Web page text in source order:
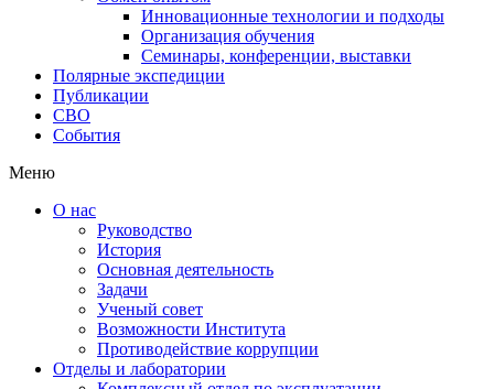
Инновационные технологии и подходы
Организация обучения
Семинары, конференции, выставки
Полярные экспедиции
Публикации
СВО
События
Меню
О нас
Руководство
История
Основная деятельность
Задачи
Ученый совет
Возможности Института
Противодействие коррупции
Отделы и лаборатории